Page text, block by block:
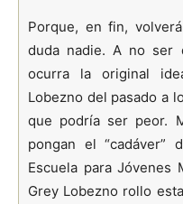
Porque, en fin,
duda nadie. A no ser
ocurra la original
Lobezno del pasado a
que podría ser peor.
pongan el
Escuela para Jóvenes
Grey Lobezno rollo